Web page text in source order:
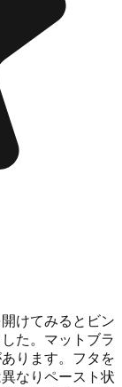
けてみるとビン
た。マットブラ
ります。フタを
なりペースト状